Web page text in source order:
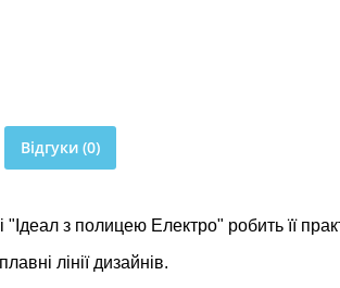
Відгуки (0)
з полицею Електро" робить її
лінії дизайнів.